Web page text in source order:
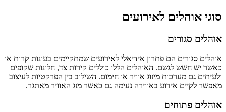
סוגי אוהלים לאירועים
אוהלים סגורים
אוהלים סגורים הם פתרון אידיאלי לאירועים שמתקיימים בעונות קרות או
כאשר יש חשש לגשם. האוהלים הללו כוללים קירות צד, חלונות שקופים
ולעיתים גם מערכות מיזוג אוויר או חימום. השילוב בין הפרקטיות לעיצוב
מאפשר לקיים אירוע באווירה נעימה גם כאשר מזג האוויר מאתגר.
אוהלים פתוחים